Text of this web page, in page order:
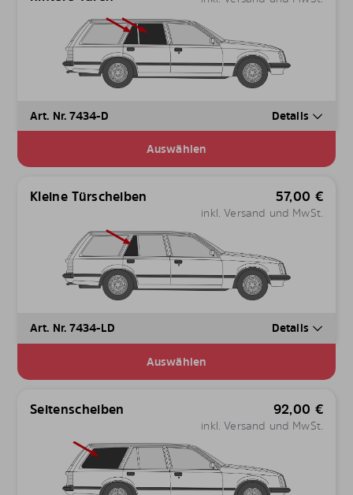
Art. Nr. 7434-D Details
Auswählen
Kleine Türscheiben 57,00 €
inkl. Versand und MwSt.
Art. Nr. 7434-LD Details
Auswählen
Seitenscheiben 92,00 €
inkl. Versand und MwSt.